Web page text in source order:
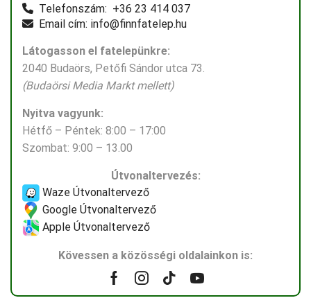
Telefonszám: +36 23 414 037
Email cím: info@finnfatelep.hu
Látogasson el fatelepünkre:
2040 Budaörs, Petőfi Sándor utca 73.
(Budaörsi Media Markt mellett)
Nyitva vagyunk:
Hétfő – Péntek: 8:00 – 17:00
Szombat: 9:00 – 13.00
Útvonaltervezés:
Waze Útvonaltervező
Google Útvonaltervező
Apple Útvonaltervező
Kövessen a közösségi oldalainkon is:
Facebook
Instagram
Tik- Youtube